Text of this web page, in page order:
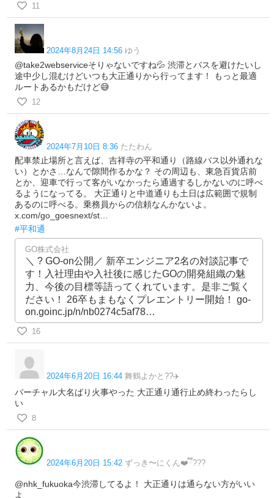
11
2024年8月24日 14:56 ゆう
@take2webserviceそりゃないですね💦 渋滞とバスを避けたいし
途中少し混むけどいつも大正通りから行ってます！ もっと最適
ルートあるかもだけど😅
12
2024年7月10日 8:36 たたわん
配車禁止場所と言えば、吉祥寺の平和通り（路線バス以外通れな
い）とかさ…なんで隙間作るかな？ その周辺も、東急百貨店前
とか、迎車で行って客がいなかったら通過するしかないのに呼べ
るようになってる。 大正通りと中道通りも土日は広範囲で規制
あるのに呼べる。乗務員からの信頼なんかないよ。
x.com/go_goesnext/st…
#平和通
GO株式会社
＼ ? GO-on公開／ 新卒エンジニア2名の対談記事で
す！入社理由や入社後に感じたGOの開発組織の魅
力、今後の目標等語ってくれています。是非ご覧く
ださい！ 26卒もまもなくプレエントリー開始！ go-
on.goinc.jp/n/nb0274c5af78…
16
2024年6月20日 16:44 舞鶴よかと??✈️
バーチャル大名ばり火事やった 大正通り通行止め終わったらし
い
8
2024年6月20日 15:42 ずっき〜にくん❤️ྀི???
@nhk_fukuoka今渋滞してるよ！ 大正通りは通らない方がいい
よ